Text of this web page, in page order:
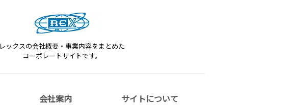
レックスの会社概要・事業内容をまとめた
コーポレートサイトです。
会社案内 サイトについて